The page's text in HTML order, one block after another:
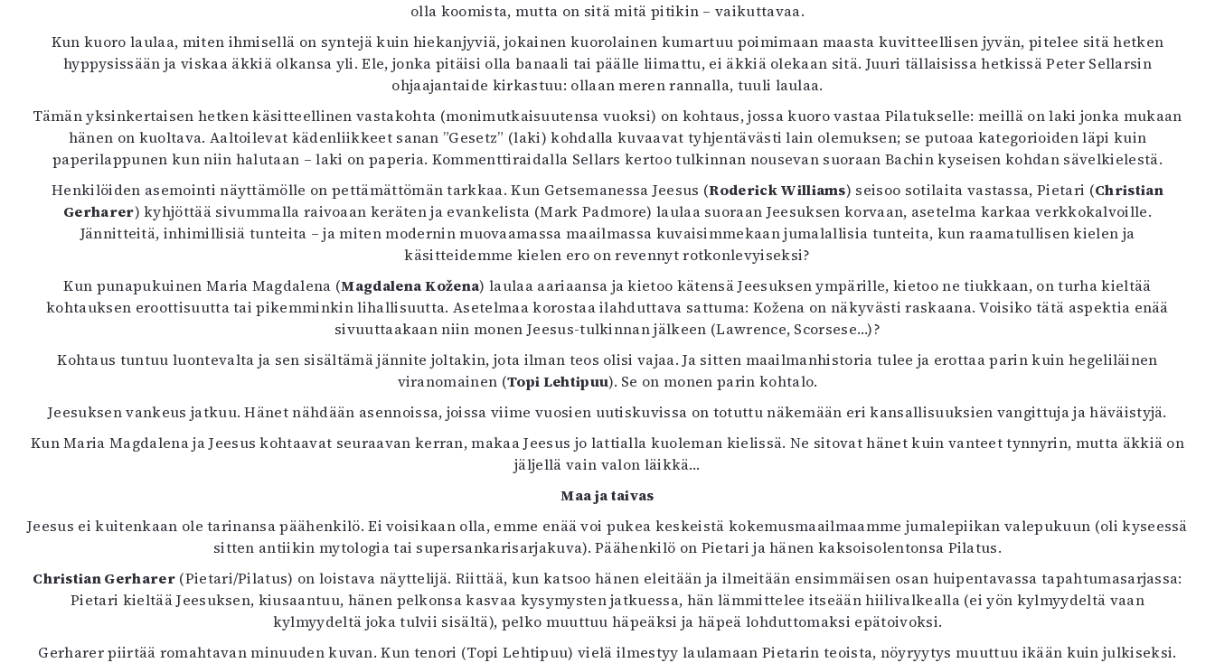
olla koomista, mutta on sitä mitä pitikin – vaikuttavaa.
Kun kuoro laulaa, miten ihmisellä on syntejä kuin hiekanjyviä, jokainen kuorolainen kumartuu poimimaan maasta kuvitteellisen jyvän, pitelee sitä hetken
hyppysissään ja viskaa äkkiä olkansa yli. Ele, jonka pitäisi olla banaali tai päälle liimattu, ei äkkiä olekaan sitä. Juuri tällaisissa hetkissä Peter Sellarsin
ohjaajantaide kirkastuu: ollaan meren rannalla, tuuli laulaa.
Tämän yksinkertaisen hetken käsitteellinen vastakohta (monimutkaisuutensa vuoksi) on kohtaus, jossa kuoro vastaa Pilatukselle: meillä on laki jonka mukaan
hänen on kuoltava. Aaltoilevat kädenliikkeet sanan ”Gesetz” (laki) kohdalla kuvaavat tyhjentävästi lain olemuksen; se putoaa kategorioiden läpi kuin
paperilappunen kun niin halutaan – laki on paperia. Kommenttiraidalla Sellars kertoo tulkinnan nousevan suoraan Bachin kyseisen kohdan sävelkielestä.
Henkilöiden asemointi näyttämölle on pettämättömän tarkkaa. Kun Getsemanessa Jeesus (Roderick Williams) seisoo sotilaita vastassa, Pietari (Christian
Gerharer) kyhjöttää sivummalla raivoaan keräten ja evankelista (Mark Padmore) laulaa suoraan Jeesuksen korvaan, asetelma karkaa verkkokalvoille.
Jännitteitä, inhimillisiä tunteita – ja miten modernin muovaamassa maailmassa kuvaisimmekaan jumalallisia tunteita, kun raamatullisen kielen ja
käsitteidemme kielen ero on revennyt rotkonlevyiseksi?
Kun punapukuinen Maria Magdalena (Magdalena Kožena) laulaa aariaansa ja kietoo kätensä Jeesuksen ympärille, kietoo ne tiukkaan, on turha kieltää
kohtauksen eroottisuutta tai pikemminkin lihallisuutta. Asetelmaa korostaa ilahduttava sattuma: Kožena on näkyvästi raskaana. Voisiko tätä aspektia enää
sivuuttaakaan niin monen Jeesus-tulkinnan jälkeen (Lawrence, Scorsese…)?
Kohtaus tuntuu luontevalta ja sen sisältämä jännite joltakin, jota ilman teos olisi vajaa. Ja sitten maailmanhistoria tulee ja erottaa parin kuin hegeliläinen
viranomainen (Topi Lehtipuu). Se on monen parin kohtalo.
Jeesuksen vankeus jatkuu. Hänet nähdään asennoissa, joissa viime vuosien uutiskuvissa on totuttu näkemään eri kansallisuuksien vangittuja ja häväistyjä.
Kun Maria Magdalena ja Jeesus kohtaavat seuraavan kerran, makaa Jeesus jo lattialla kuoleman kielissä. Ne sitovat hänet kuin vanteet tynnyrin, mutta äkkiä on
jäljellä vain valon läikkä…
Maa ja taivas
Jeesus ei kuitenkaan ole tarinansa päähenkilö. Ei voisikaan olla, emme enää voi pukea keskeistä kokemusmaailmaamme jumalepiikan valepukuun (oli kyseessä
sitten antiikin mytologia tai supersankarisarjakuva). Päähenkilö on Pietari ja hänen kaksoisolentonsa Pilatus.
Christian Gerharer(Pietari/Pilatus) on loistava näyttelijä. Riittää, kun katsoo hänen eleitään ja ilmeitään ensimmäisen osan huipentavassa tapahtumasarjassa:
Pietari kieltää Jeesuksen, kiusaantuu, hänen pelkonsa kasvaa kysymysten jatkuessa, hän lämmittelee itseään hiilivalkealla (ei yön kylmyydeltä vaan
kylmyydeltä joka tulvii sisältä), pelko muuttuu häpeäksi ja häpeä lohduttomaksi epätoivoksi.
Gerharer piirtää romahtavan minuuden kuvan. Kun tenori (Topi Lehtipuu) vielä ilmestyy laulamaan Pietarin teoista, nöyryytys muuttuu ikään kuin julkiseksi.